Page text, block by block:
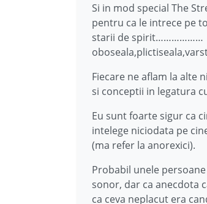
Si in mod special The
pentru ca le intrece pe
starii de spirit………………
Fiecare ne aflam la alte
si conceptii in legatura
Eu sunt foarte sigur ca
intelege niciodata pe
(ma refer la anorexici).
Probabil unele
sonor, dar ca anecdota
ca ceva neplacut era